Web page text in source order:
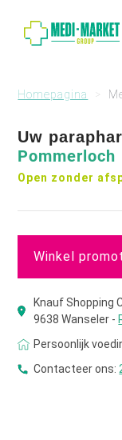
Homepagina
Uw
Pommerloch
Open zonder
Winkel
Knauf Shopping
9638 Wanseler -
Persoonlijk
Contacteer ons: